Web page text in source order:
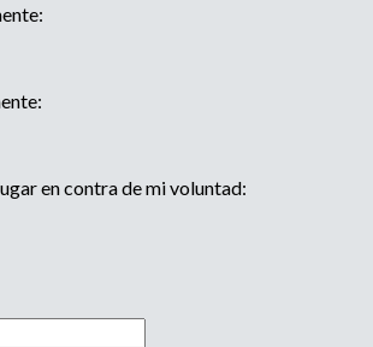
en contra de mi voluntad: